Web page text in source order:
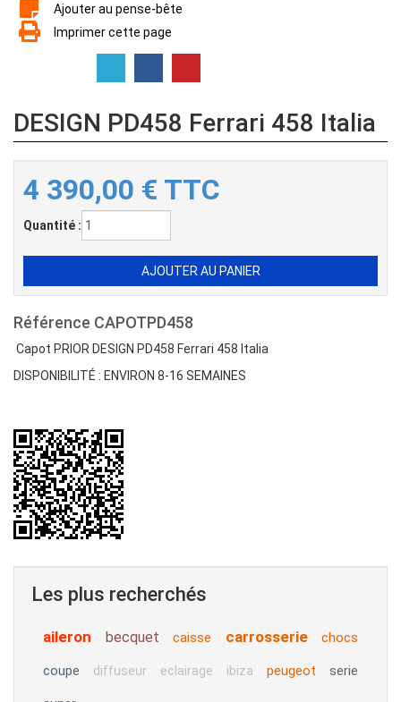
Ajouter au pense-bête
Imprimer cette page
DESIGN PD458 Ferrari 458 Italia
4 390,00 € TTC
Quantité :
Référence CAPOTPD458
Capot PRIOR DESIGN PD458 Ferrari 458 Italia
DISPONIBILITÉ : ENVIRON 8-16 SEMAINES
Les plus recherchés
aileron becquet caisse carrosserie chocs
coupe diffuseur eclairage ibiza peugeot serie